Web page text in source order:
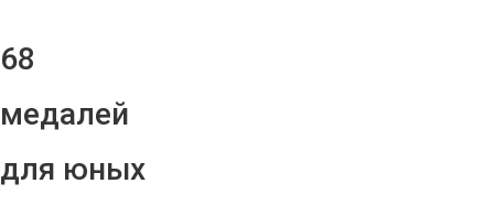
68
медалей
для юных